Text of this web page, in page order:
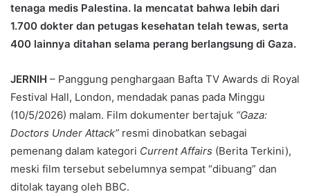
tenaga medis Palestina. Ia mencatat bahwa lebih dari
1.700 dokter dan petugas kesehatan telah tewas, serta
400 lainnya ditahan selama perang berlangsung di Gaza.
JERNIH – Panggung penghargaan Bafta TV Awards di Royal
Festival Hall, London, mendadak panas pada Minggu
(10/5/2026) malam. Film dokumenter bertajuk “Gaza:
Doctors Under Attack” resmi dinobatkan sebagai
pemenang dalam kategori Current Affairs (Berita Terkini),
meski film tersebut sebelumnya sempat “dibuang” dan
ditolak tayang oleh BBC.